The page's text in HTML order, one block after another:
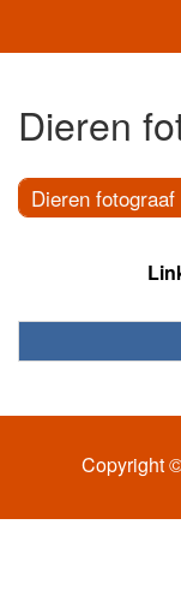
Dieren
Dieren fotograaf
Copyright